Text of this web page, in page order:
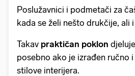
Poslužavnici i podmetači za
kada se želi nešto drukčije, ali
Takav praktičan poklon
posebno ako je izrađen ručno
stilove interijera.